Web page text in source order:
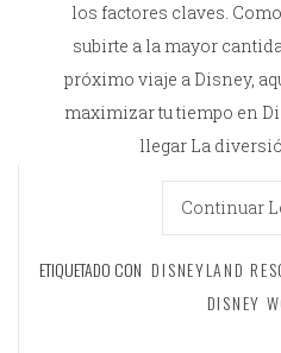
los factores claves.
subirte a la mayor
próximo viaje a Disney,
maximizar tu tiempo en
llegar La
Continuar
ETIQUETADO CON DISNEYLAND
DISNEY